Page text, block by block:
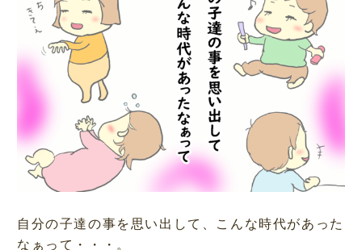
自分の子達の事を思い出して、こんな時代があった
なぁって・・・。